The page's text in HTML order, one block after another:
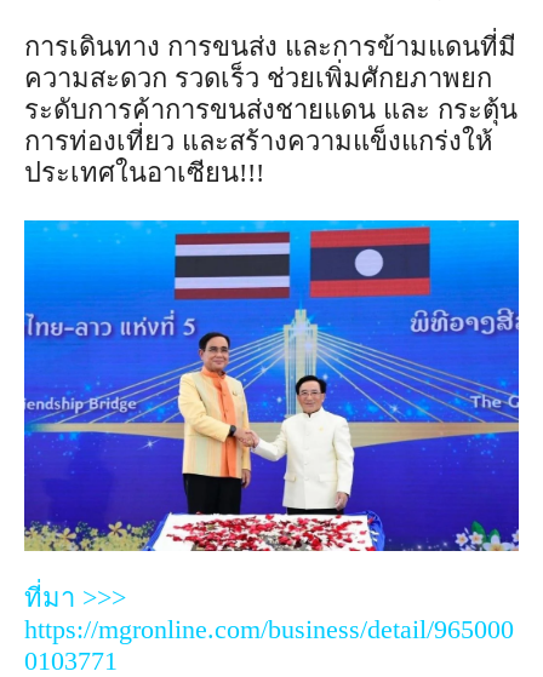
การเดินทาง การขนส่ง และการข้ามแดนที่มี
ความสะดวก รวดเร็ว ช่วยเพิ่มศักยภาพยก
ระดับการค้าการขนส่งชายแดน และ กระตุ้น
การท่องเที่ยว และสร้างความแข็งแกร่งให้
ประเทศในอาเซียน!!!
ที่มา >>>
https://mgronline.com/business/detail/965000
0103771